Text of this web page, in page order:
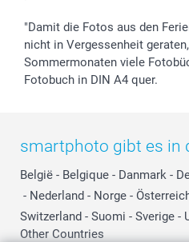
"Damit die Fotos aus den
nicht in Vergessenheit
Sommermonaten viele
Fotobuch in DIN A4 quer.
smartphoto gibt es in
België - Belgique - Danmark -
- Nederland - Norge -
Switzerland - Suomi - Sverige -
Other Countries